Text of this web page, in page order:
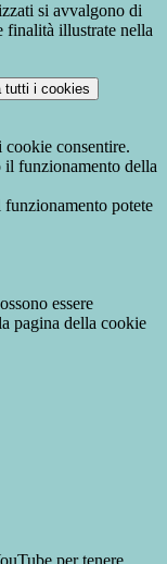
si avvalgono di
finalità illustrate nella
tutti i cookies
cookie consentire.
il funzionamento della
funzionamento potete
essere
pagina della cookie